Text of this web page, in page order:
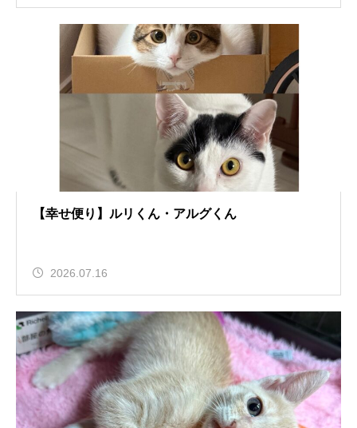
【幸せ便り】ルリくん・アルグくん
2026.07.16